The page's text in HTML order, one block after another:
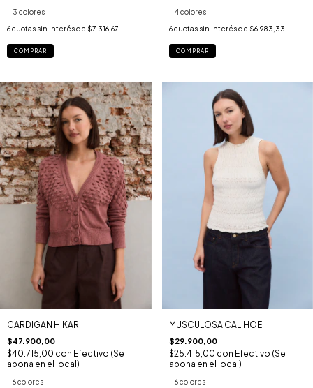
3 colores
6cuotas sin interés de $7.316,67
COMPRAR
4 colores
6 cuotas sin interés de $6.983,33
COMPRAR
CARDIGAN HIKARI
$47.900,00
$40.715,00 con Efectivo (Se
abona en el local)
6 colores
MUSCULOSA CALIHOE
$29.900,00
$25.415,00 con Efectivo (Se
abona en el local)
6 colores